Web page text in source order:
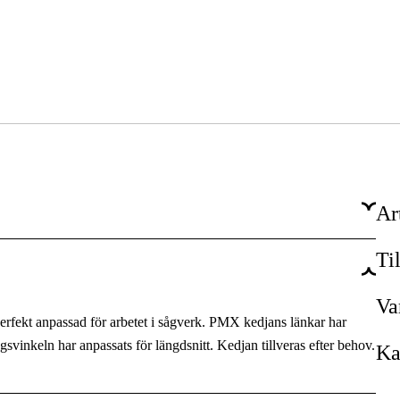
PMX
1,3 mm
anpassad för arbetet i sågverk. PMX kedjans länkar har
har anpassats för längdsnitt. Kedjan tillveras efter behov.